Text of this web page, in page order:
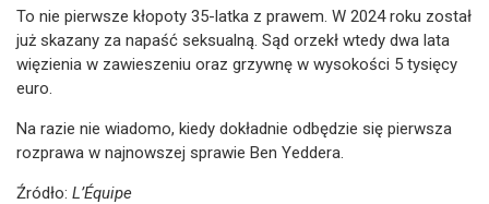
To nie pierwsze kłopoty 35-latka z prawem. W 2024 roku został
już skazany za napaść seksualną. Sąd orzekł wtedy dwa lata
więzienia w zawieszeniu oraz grzywnę w wysokości 5 tysięcy
euro.
Na razie nie wiadomo, kiedy dokładnie odbędzie się pierwsza
rozprawa w najnowszej sprawie Ben Yeddera.
Źródło: L’Équipe